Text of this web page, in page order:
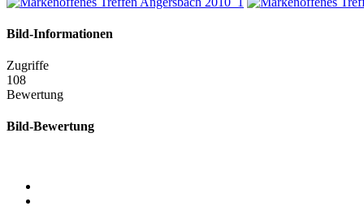
Bild-Informationen
Zugriffe
108
Bewertung
Bild-Bewertung